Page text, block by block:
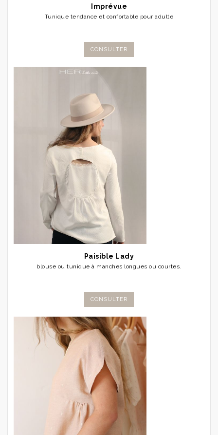
Imprévue
Tunique tendance et confortable pour adulte
CONSULTER
Paisible Lady
blouse ou tunique à manches longues ou courtes.
CONSULTER